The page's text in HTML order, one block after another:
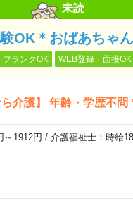
未読
OK＊おばあちゃ
ブランクOK WEB登録・面接OK
ら介護】 年齢・学歴不
1912円 / 介護福祉士：時給